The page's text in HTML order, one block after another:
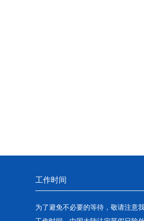
工作时间
为了避免不必要的等待，敬请注意